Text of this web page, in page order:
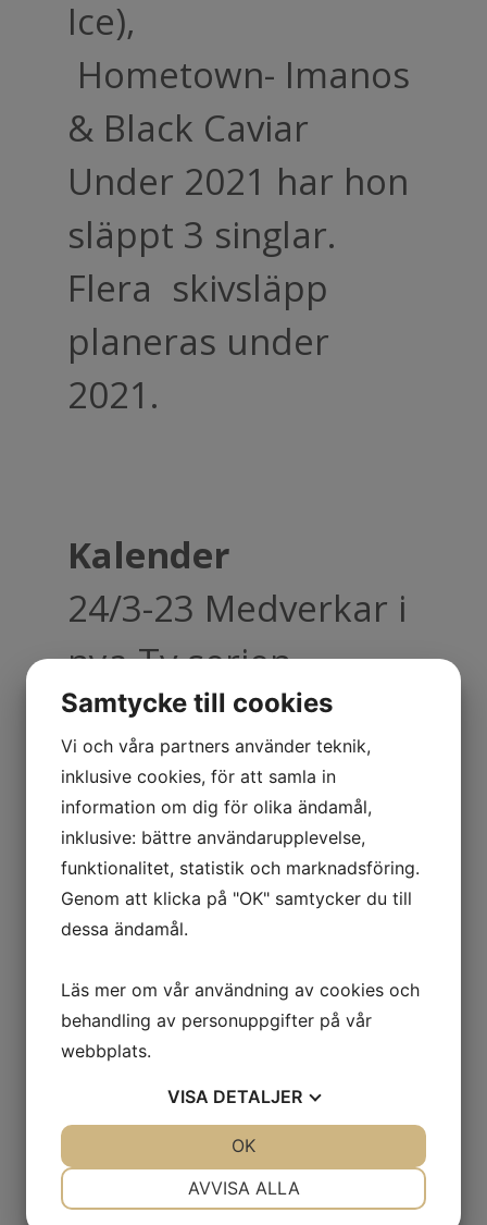
Ice),
Hometown- Imanos
& Black Caviar
Under 2021 har hon
släppt 3 singlar.
Flera skivsläpp
planeras under
2021.
Kalender
24/3-23 Medverkar i
nya Tv serien
Songland
Min senaste musik
Samtycke till cookies
Vi och våra partners använder teknik,
inklusive cookies, för att samla in
information om dig för olika ändamål,
inklusive: bättre användarupplevelse,
funktionalitet, statistik och marknadsföring.
Genom att klicka på "OK" samtycker du till
dessa ändamål.
Läs mer om vår användning av cookies och
behandling av personuppgifter på vår
webbplats.
VISA DETALJER
AVVISA ALLA
OK